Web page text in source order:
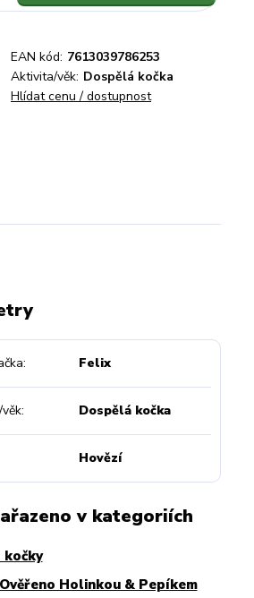
EAN kód: 7613039786253
Aktivita/věk: Dospělá kočka
Hlídat cenu / dostupnost
Felix
Dospělá kočka
Hovězí
v kategoriích
kočky
Holinkou & Pepíkem